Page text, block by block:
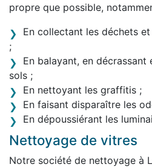
propre que possible,
En collectant les déchets
;
En balayant, en décrassant
sols ;
En nettoyant les graffitis ;
En faisant disparaître les
En dépoussiérant les
Nettoyage de vitres
Notre société de nettoyage à